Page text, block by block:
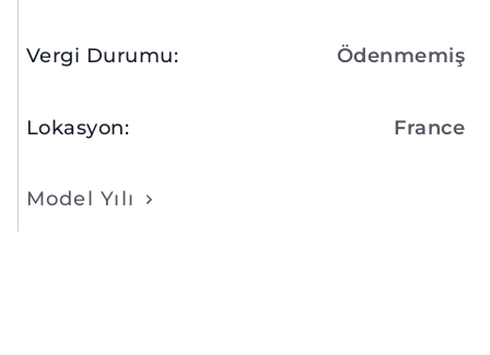
Vergi Durumu: Ödenmemiş
Lokasyon: France
Model Yılı